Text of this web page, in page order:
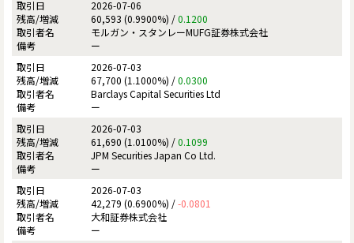
2026-07-06
60,593 (0.9900%) /0.1200
モルガン・スタンレーMUFG証券株式会社
ー
2026-07-03
67,700 (1.1000%) /0.0300
Barclays Capital Securities Ltd
ー
2026-07-03
61,690 (1.0100%) /0.1099
JPM Securities Japan Co Ltd.
ー
2026-07-03
42,279 (0.6900%) /-0.0801
大和証券株式会社
ー